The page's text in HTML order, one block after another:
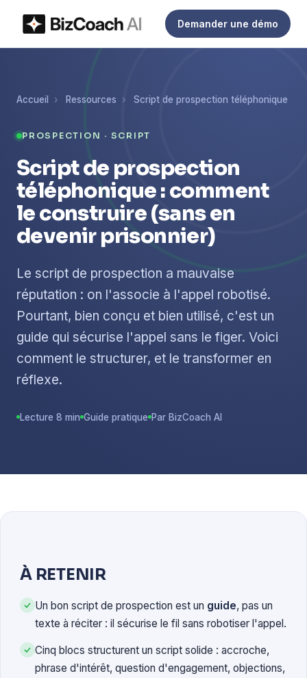
Demander une démo
Accueil › Ressources › Script de prospection téléphonique
PROSPECTION · SCRIPT
Script de prospection
téléphonique : comment
le construire (sans en
devenir prisonnier)
Le script de prospection a mauvaise
réputation : on l'associe à l'appel robotisé.
Pourtant, bien conçu et bien utilisé, c'est un
guide qui sécurise l'appel sans le figer. Voici
comment le structurer, et le transformer en
réflexe.
Lecture 8 min Guide pratique Par BizCoach AI
À RETENIR
Un bon script de prospection est un guide, pas un
texte à réciter : il sécurise le fil sans robotiser l'appel.
Cinq blocs structurent un script solide : accroche,
phrase d'intérêt, question d'engagement, objections,